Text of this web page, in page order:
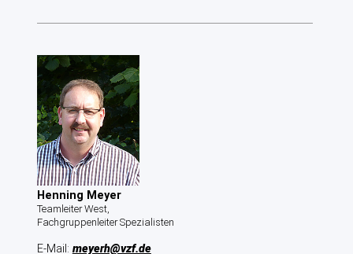
Henning Meyer
Teamleiter West,
Fachgruppenleiter Spezialisten
E-Mail: meyerh@vzf.de